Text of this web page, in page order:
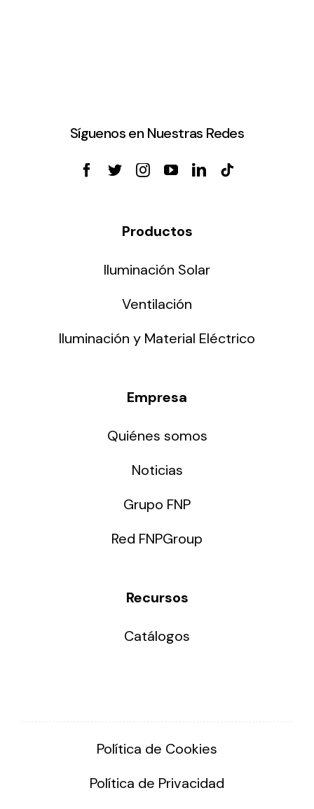
Síguenos en Nuestras Redes
Productos
Iluminación Solar
Ventilación
Iluminación y Material Eléctrico
Empresa
Quiénes somos
Noticias
Grupo FNP
Red FNPGroup
Recursos
Catálogos
Política de Cookies
Política de Privacidad